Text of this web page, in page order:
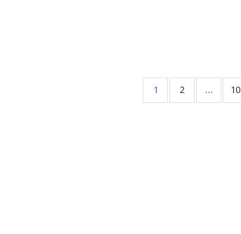
1 2 … 10